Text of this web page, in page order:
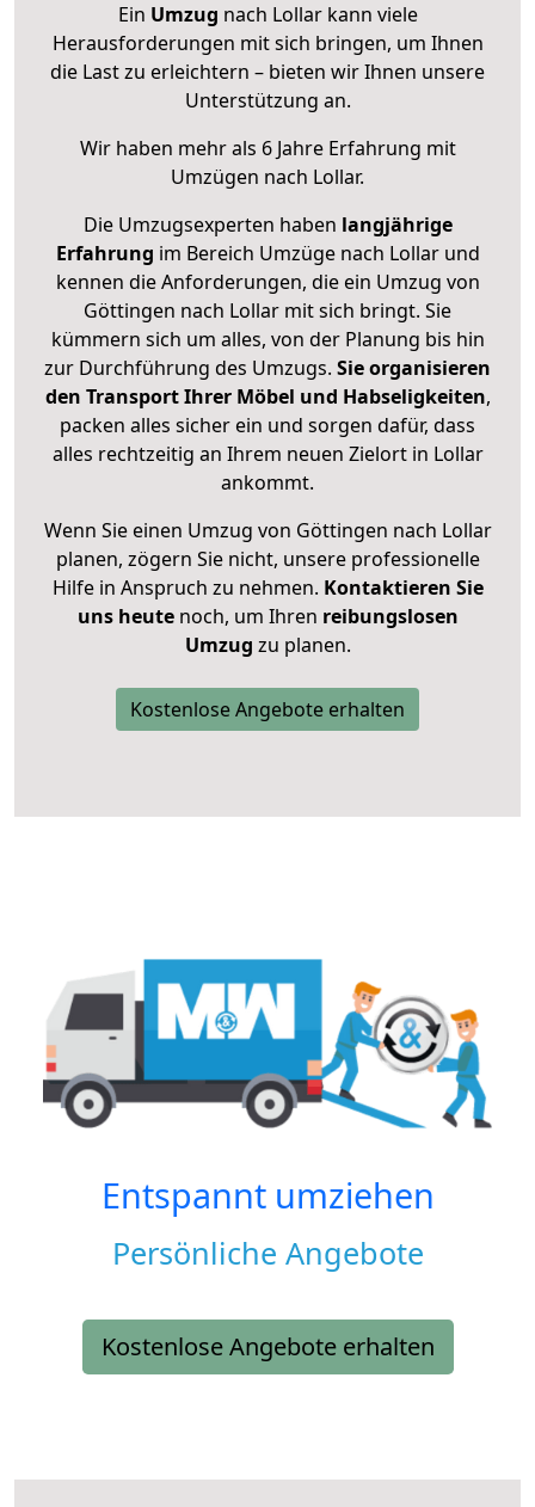
Ein Umzug nach Lollar kann viele
Herausforderungen mit sich bringen, um Ihnen
die Last zu erleichtern – bieten wir Ihnen unsere
Unterstützung an.
Wir haben mehr als 6 Jahre Erfahrung mit
Umzügen nach Lollar.
Die Umzugsexperten haben langjährige
Erfahrung im Bereich Umzüge nach Lollar und
kennen die Anforderungen, die ein Umzug von
Göttingen nach Lollar mit sich bringt. Sie
kümmern sich um alles, von der Planung bis hin
zur Durchführung des Umzugs. Sie organisieren
den Transport Ihrer Möbel und Habseligkeiten,
packen alles sicher ein und sorgen dafür, dass
alles rechtzeitig an Ihrem neuen Zielort in Lollar
ankommt.
Wenn Sie einen Umzug von Göttingen nach Lollar
planen, zögern Sie nicht, unsere professionelle
Hilfe in Anspruch zu nehmen. Kontaktieren Sie
uns heutenoch, um Ihren reibungslosen
Umzug zu planen.
Kostenlose Angebote erhalten
Entspannt umziehen
Persönliche Angebote
Kostenlose Angebote erhalten